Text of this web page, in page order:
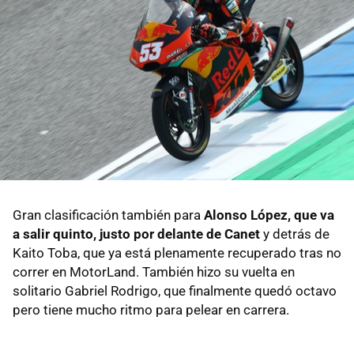
Gran clasificación también para Alonso López, que va
a salir quinto, justo por delante de Canet y detrás de
Kaito Toba, que ya está plenamente recuperado tras no
correr en MotorLand. También hizo su vuelta en
solitario Gabriel Rodrigo, que finalmente quedó octavo
pero tiene mucho ritmo para pelear en carrera.